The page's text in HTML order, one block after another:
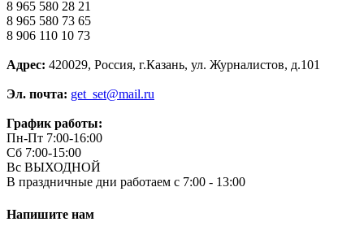
8 965 580 28 21
8 965 580 73 65
8 906 110 10 73
Адрес: 420029, Россия, г.Казань, ул. Журналистов, д.101
Эл. почта: get_set@mail.ru
График работы:
Пн-Пт 7:00-16:00
Сб 7:00-15:00
Вс ВЫХОДНОЙ
В праздничные дни работаем с 7:00 - 13:00
Напишите нам